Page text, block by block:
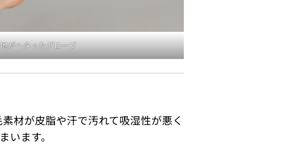
がヘタったグローブ
材が皮脂や汗で汚れて吸湿性が悪く
ます。